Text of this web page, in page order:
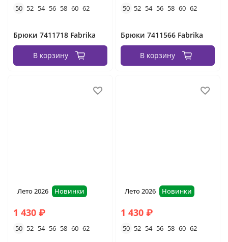
50 52 54 56 58 60 62
Брюки 7411718 Fabrika
В корзину
50 52 54 56 58 60 62
Брюки 7411566 Fabrika
В корзину
Лето 2026 Новинки
1 430 ₽
50 52 54 56 58 60 62
Лето 2026 Новинки
1 430 ₽
50 52 54 56 58 60 62